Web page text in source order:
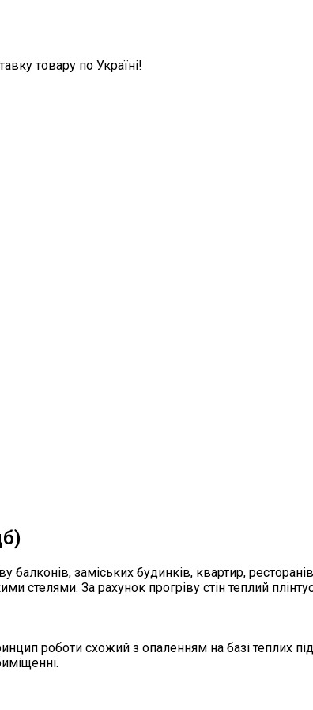
товару по Україні!
балконів, заміських будинків, квартир,
За рахунок прогріву стін теплий плінтус
роботи схожий з опаленням на базі теплих